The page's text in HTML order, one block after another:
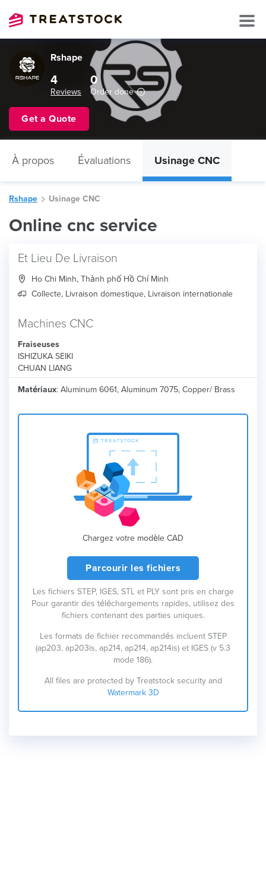
Rshape
4
Reviews
0
Order done
Get a Quote
À propos Évaluations Usinage CNC
Rshape Usinage CNC
Online cnc service
Et Lieu De Livraison
Ho Chi Minh, Thành phố Hồ Chí Minh
Collecte, Livraison domestique, Livraison internationale
Machines CNC
Fraiseuses
ISHIZUKA SEIKI
CHUAN LIANG
Matériaux: Aluminum 6061, Aluminum 7075, Copper/ Brass
Chargez votre modèle CAD
Parcourir les fichiers
Les fichiers STEP, IGES, STL et PLY sont pris en charge
Pour garantir des téléchargements rapides, utilisez des
fichiers contenant des parties uniques.
Les formats de fichier recommandés incluent STEP
(ap203, ap203is, ap214, ap214, ap214is) et IGES (v 5.3
mode 186).
All files are protected by Treatstock security and
Watermark 3D